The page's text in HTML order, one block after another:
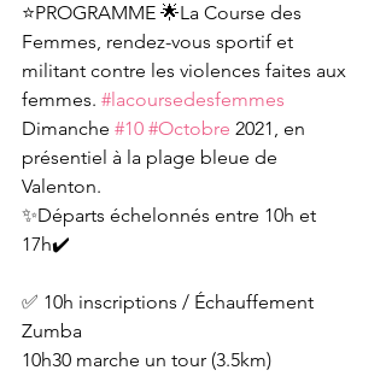
⭐️PROGRAMME 🌟La Course des
Femmes, rendez-vous sportif et
militant contre les violences faites aux
femmes. #lacoursedesfemmes
Dimanche #10 #Octobre 2021, en
présentiel à la plage bleue de
Valenton.
✨Départs échelonnés entre 10h et
17h✔️
✅ 10h inscriptions / Échauffement
Zumba
10h30 marche un tour (3.5km)